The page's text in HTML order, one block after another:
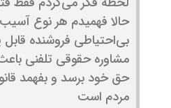
حالا فهمیدم هر نوع
بی‌احتیاطی فروشنده
مشاوره حقوقی تلفنی
حق خود برسد و بفهمد
مردم است